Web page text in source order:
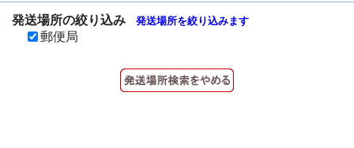
発送場所の絞り込み 発送場所を絞り込みます
郵便局